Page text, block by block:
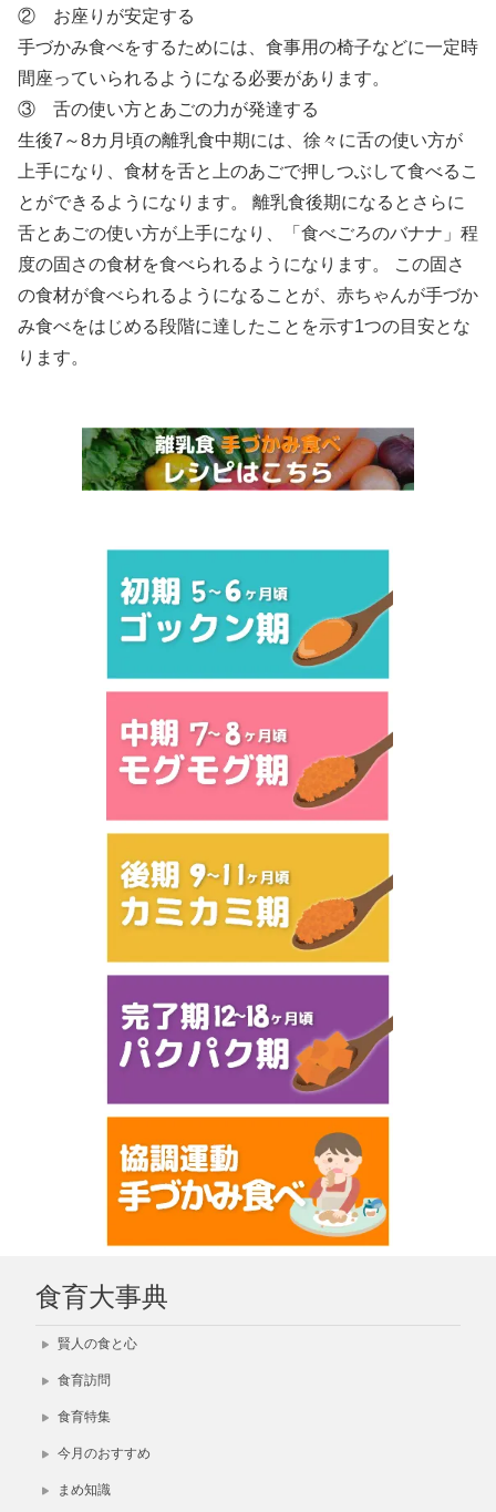
② お座りが安定する
手づかみ食べをするためには、食事用の椅子などに一定時
間座っていられるようになる必要があります。
③ 舌の使い方とあごの力が発達する
生後7～8カ月頃の離乳食中期には、徐々に舌の使い方が
上手になり、食材を舌と上のあごで押しつぶして食べるこ
とができるようになります。 離乳食後期になるとさらに
舌とあごの使い方が上手になり、「食べごろのバナナ」程
度の固さの食材を食べられるようになります。 この固さ
の食材が食べられるようになることが、赤ちゃんが手づか
み食べをはじめる段階に達したことを示す1つの目安とな
ります。
食育大事典
賢人の食と心
食育訪問
食育特集
今月のおすすめ
まめ知識